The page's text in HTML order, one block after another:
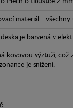
Plech o tloušťce 2
materiál -
je barvená v
kovovou výztuží, což
je snížení.